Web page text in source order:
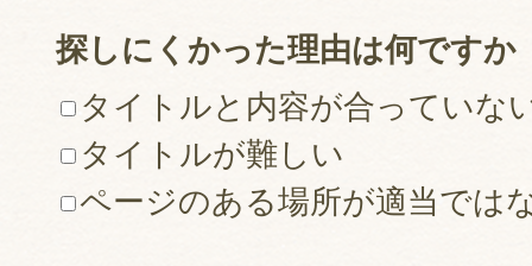
探しにくかった理由は何ですか
タイトルと内容が合っていな
タイトルが難しい
ページのある場所が適当では